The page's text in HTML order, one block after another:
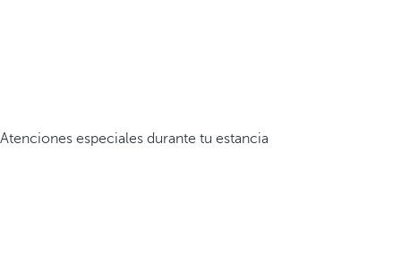
Atenciones especiales durante tu estancia